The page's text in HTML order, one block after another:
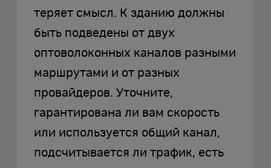
теряет смысл. К зданию должны
быть подведены от двух
оптоволоконных каналов разными
маршрутами и от разных
провайдеров. Уточните,
гарантирована ли вам скорость
или используется общий канал,
подсчитывается ли трафик, есть